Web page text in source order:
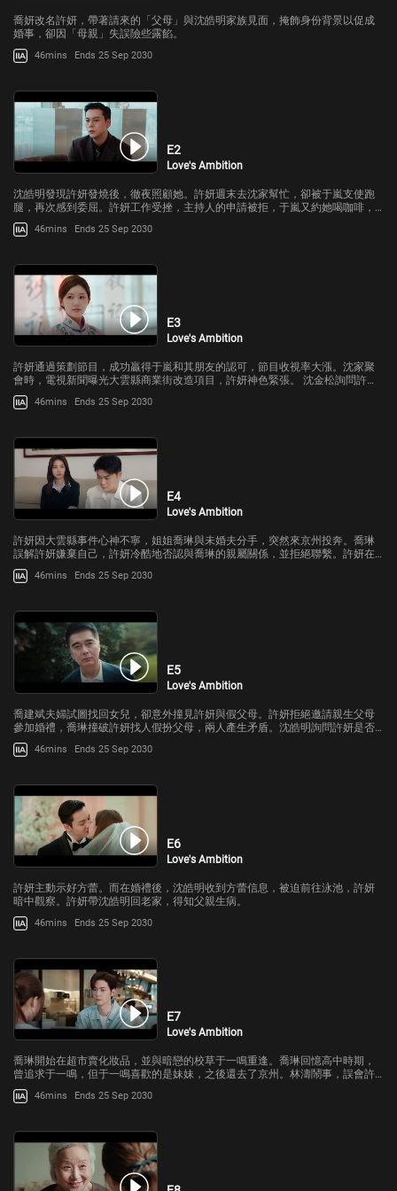
喬妍改名許妍，帶著請來的「父母」與沈皓明家族見面，掩飾身份背景以促成
婚事，卻因「母親」失誤險些露餡。
46mins Ends 25 Sep 2030
E2
Love's Ambition
沈皓明發現許妍發燒後，徹夜照顧她。許妍週末去沈家幫忙，卻被于嵐支使跑
腿，再次感到委屈。許妍工作受挫，主持人的申請被拒，于嵐又約她喝咖啡，
暗示她離開沈皓明。
46mins Ends 25 Sep 2030
E3
Love's Ambition
許妍通過策劃節目，成功贏得于嵐和其朋友的認可，節目收視率大漲。沈家聚
會時，電視新聞曝光大雲縣商業街改造項目，許妍神色緊張。 沈金松詢問許妍
是否去過大雲縣，許妍否認。
46mins Ends 25 Sep 2030
E4
Love's Ambition
許妍因大雲縣事件心神不寧，姐姐喬琳與未婚夫分手，突然來京州投奔。喬琳
誤解許妍嫌棄自己，許妍冷酷地否認與喬琳的親屬關係，並拒絕聯繫。許妍在
沈皓明面前，更堅定了要守住這份幸福的決心。
46mins Ends 25 Sep 2030
E5
Love's Ambition
喬建斌夫婦試圖找回女兒，卻意外撞見許妍與假父母。許妍拒絕邀請親生父母
參加婚禮，喬琳撞破許妍找人假扮父母，兩人產生矛盾。沈皓明詢問許妍是否
邀請親戚，許妍態度敷衍。 沈皓明的師妹方蕾回國，得知沈皓明訂婚，心中產
生芥蒂。
46mins Ends 25 Sep 2030
E6
Love's Ambition
許妍主動示好方蕾。而在婚禮後，沈皓明收到方蕾信息，被迫前往泳池，許妍
暗中觀察。許妍帶沈皓明回老家，得知父親生病。
46mins Ends 25 Sep 2030
E7
Love's Ambition
喬琳開始在超市賣化妝品，並與暗戀的校草于一鳴重逢。喬琳回憶高中時期，
曾追求于一鳴，但于一鳴喜歡的是妹妹，之後還去了京州。林濤鬧事，誤會許
妍與于一鳴的關係。許妍出錢解決彩禮問題，喬琳不領情，許妍生氣。許妍通
過幫助黃總岳母，為沈皓明拿下地皮創造
46mins Ends 25 Sep 2030